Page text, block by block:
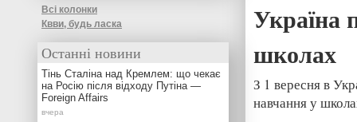
Україна
школах
З 1 вересня в
навчання у
Всі колонки
Квви, будь ласка
Останні новини
Тінь Сталіна над Кремлем: що чекає
на Росію після відходу Путіна —
Foreign Affairs